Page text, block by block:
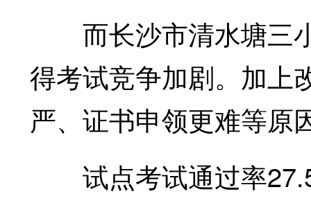
而长沙市清水塘三小
得考试竞争加剧。加上
严、证书申领更难等原
试点考试通过率